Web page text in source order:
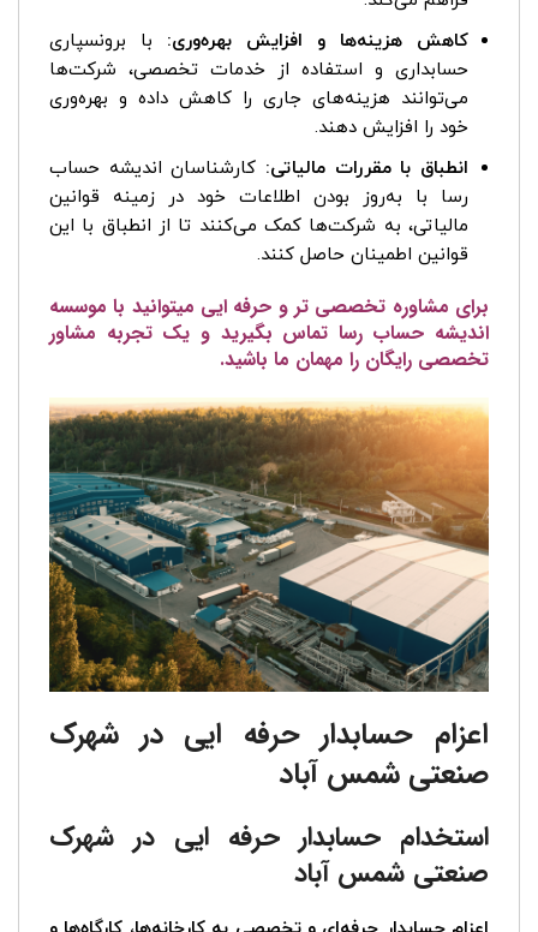
کاهش هزینه‌ها و افزایش بهره‌وری: با برونسپاری
حسابداری و استفاده از خدمات تخصصی، شرکت‌ها
می‌توانند هزینه‌های جاری را کاهش داده و بهره‌وری
خود را افزایش دهند.
انطباق با مقررات مالیاتی: کارشناسان اندیشه حساب
رسا با به‌روز بودن اطلاعات خود در زمینه قوانین
مالیاتی، به شرکت‌ها کمک می‌کنند تا از انطباق با این
قوانین اطمینان حاصل کنند.
برای مشاوره تخصصی تر و حرفه ایی میتوانید با موسسه
اندیشه حساب رسا تماس بگیرید و یک تجربه مشاور
تخصصی رایگان را مهمان ما باشید.
اعزام حسابدار حرفه ایی در شهرک
صنعتی شمس آباد
استخدام حسابدار حرفه ایی در شهرک
صنعتی شمس آباد